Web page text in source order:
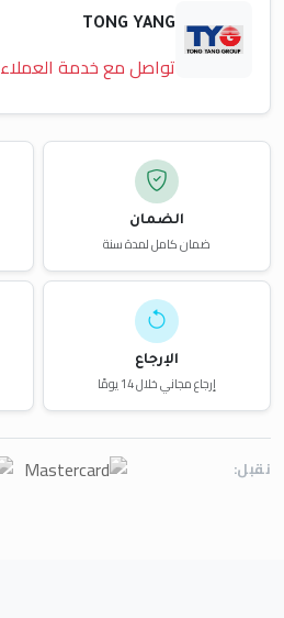
TONG YANG
تواصل مع خدمة العملاء
الضمان
ضمان كامل لمدة سنة
الإرجاع
إرجاع مجاني خلال 14 يومًا
نقبل: